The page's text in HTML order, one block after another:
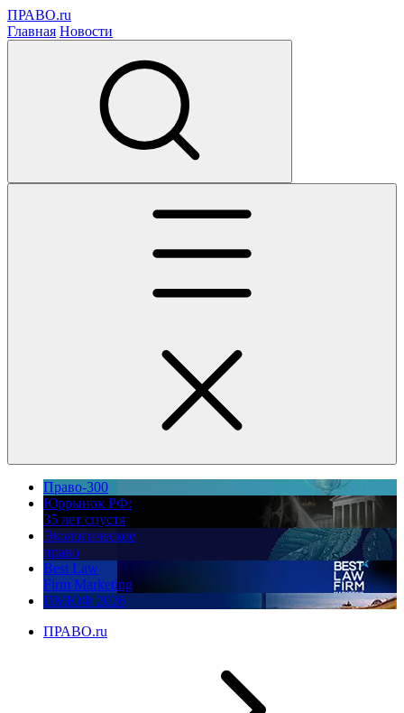
ПРАВО.ru
Главная Новости
Право-300
Юррынок РФ:
35 лет спустя
Экологическое
право
Best Law
Firm Marketing
ПМЮФ 2026
ПРАВО.ru